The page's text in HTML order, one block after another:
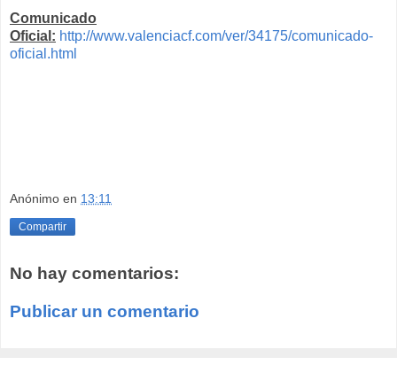
Comunicado
Oficial: http://www.valenciacf.com/ver/34175/comunicado-
oficial.html
Anónimo en 13:11
Compartir
No hay comentarios:
Publicar un comentario